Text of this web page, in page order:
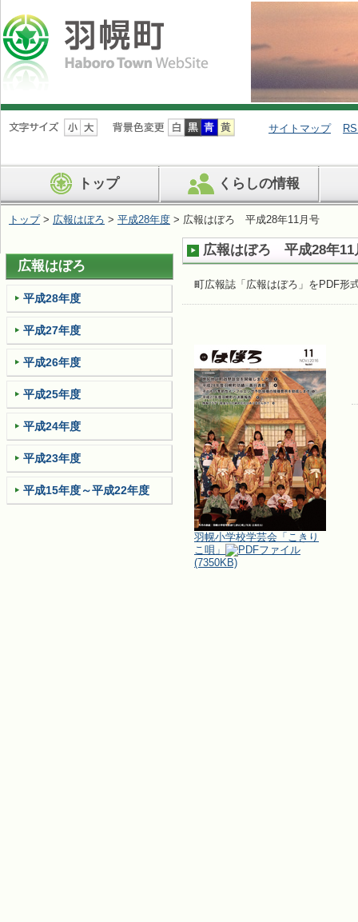
ナ
ビ
ン
を
す
サイトマップ
トップ くらしの情報
トップ> 広報はぼろ > 平成28年度 > 広報はぼろ 平成28年11月号
広報はぼろ 平成28年11
町広報誌「広報はぼろ」をPDF形
羽幌小学校学芸会「こきり
こ唄」
(7350KB)
広報はぼろ
平成28年度
平成27年度
平成26年度
平成25年度
平成24年度
平成23年度
平成15年度～平成22年度